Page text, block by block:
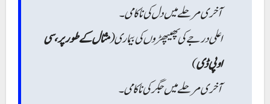
آخری مرحلے میں دل کی ناکامی۔
اعلی درجے کی پھیپھڑوں کی بیماری (مثال کے طور پر، سی
او پی ڈی)
آخری مرحلے میں جگر کی ناکامی۔